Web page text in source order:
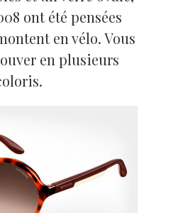
ont été pensées
en vélo. Vous
en plusieurs